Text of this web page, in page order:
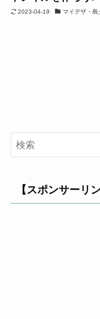
2023-04-19 マイデザ・島
【スポンサーリン